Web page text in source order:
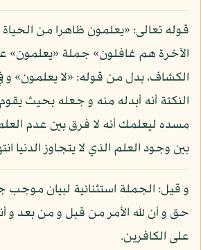
قوله تعالى: «يعلمون ظاهرا من
الآخرة هم غافلون» جملة «يعلمون»
الكشاف، بدل من قوله: «لا يعلمون» و
النكتة أنه أبدله منه و جعله بحيث
مسده ليعلمك أنه لا فرق بين عدم
بين وجود العلم الذي لا يتجاوز الدنيا
و قيل: الجملة استثنائية لبيان موجب
حق و أن لله الأمر من قبل و من بعد و
على الكافرين.